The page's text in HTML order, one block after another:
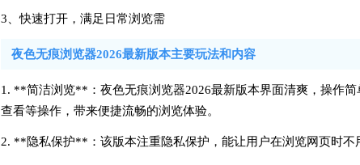
3、快速打开，满足日常浏览需
夜色无痕浏览器2026最新版本主要玩法和内容
1. **简洁浏览**：夜色无痕浏览器2026最新版本界面清爽，操作
查看等操作，带来便捷流畅的浏览体验。
2. **隐私保护**：该版本注重隐私保护，能让用户在浏览网页时